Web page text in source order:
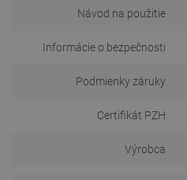
Návod na použitie
Informácie o bezpečnosti
Podmienky záruky
Certifikát PZH
Výrobca